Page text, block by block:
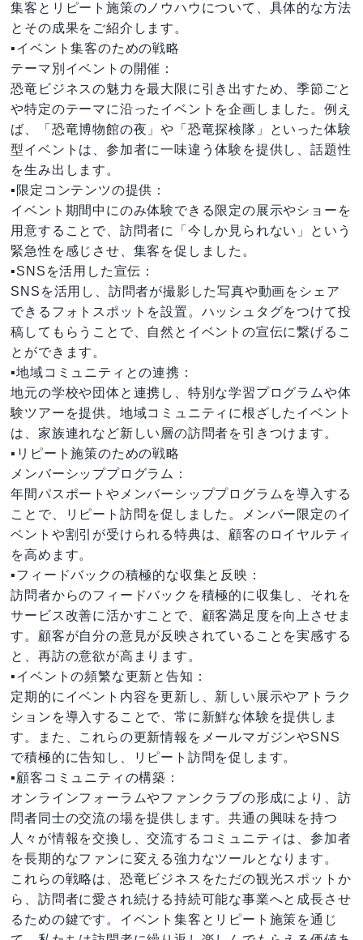
集客とリピート施策のノウハウについて、具体的な方法
とその成果をご紹介します。
▪️イベント集客のための戦略
テーマ別イベントの開催：
恐竜ビジネスの魅力を最大限に引き出すため、季節ごと
や特定のテーマに沿ったイベントを企画しました。例え
ば、「恐竜博物館の夜」や「恐竜探検隊」といった体験
型イベントは、参加者に一味違う体験を提供し、話題性
を生み出します。
▪️限定コンテンツの提供：
イベント期間中にのみ体験できる限定の展示やショーを
用意することで、訪問者に「今しか見られない」という
緊急性を感じさせ、集客を促しました。
▪️SNSを活用した宣伝：
SNSを活用し、訪問者が撮影した写真や動画をシェア
できるフォトスポットを設置。ハッシュタグをつけて投
稿してもらうことで、自然とイベントの宣伝に繋げるこ
とができます。
▪️地域コミュニティとの連携：
地元の学校や団体と連携し、特別な学習プログラムや体
験ツアーを提供。地域コミュニティに根ざしたイベント
は、家族連れなど新しい層の訪問者を引きつけます。
▪️リピート施策のための戦略
メンバーシッププログラム：
年間パスポートやメンバーシッププログラムを導入する
ことで、リピート訪問を促しました。メンバー限定のイ
ベントや割引が受けられる特典は、顧客のロイヤルティ
を高めます。
▪️フィードバックの積極的な収集と反映：
訪問者からのフィードバックを積極的に収集し、それを
サービス改善に活かすことで、顧客満足度を向上させま
す。顧客が自分の意見が反映されていることを実感する
と、再訪の意欲が高まります。
▪️イベントの頻繁な更新と告知：
定期的にイベント内容を更新し、新しい展示やアトラク
ションを導入することで、常に新鮮な体験を提供しま
す。また、これらの更新情報をメールマガジンやSNS
で積極的に告知し、リピート訪問を促します。
▪️顧客コミュニティの構築：
オンラインフォーラムやファンクラブの形成により、訪
問者同士の交流の場を提供します。共通の興味を持つ
人々が情報を交換し、交流するコミュニティは、参加者
を長期的なファンに変える強力なツールとなります。
これらの戦略は、恐竜ビジネスをただの観光スポットか
ら、訪問者に愛され続ける持続可能な事業へと成長させ
るための鍵です。イベント集客とリピート施策を通じ